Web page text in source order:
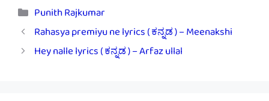
Categories
Punith Rajkumar
Rahasya premiyu ne lyrics ( ಕನ್ನಡ ) – Meenakshi
Hey nalle lyrics ( ಕನ್ನಡ ) – Arfaz ullal